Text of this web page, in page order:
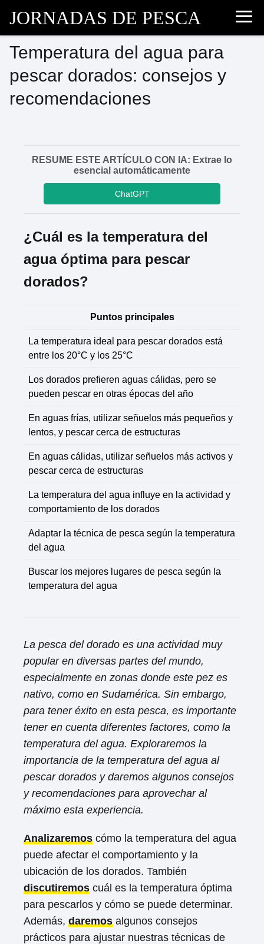
JORNADAS DE PESCA
Temperatura del agua para
pescar dorados: consejos y
recomendaciones
RESUME ESTE ARTÍCULO CON IA: Extrae lo
esencial automáticamente
ChatGPT
¿Cuál es la temperatura del
agua óptima para pescar
dorados?
Puntos principales
La temperatura ideal para pescar dorados está
entre los 20°C y los 25°C
Los dorados prefieren aguas cálidas, pero se
pueden pescar en otras épocas del año
En aguas frías, utilizar señuelos más pequeños y
lentos, y pescar cerca de estructuras
En aguas cálidas, utilizar señuelos más activos y
pescar cerca de estructuras
La temperatura del agua influye en la actividad y
comportamiento de los dorados
Adaptar la técnica de pesca según la temperatura
del agua
Buscar los mejores lugares de pesca según la
temperatura del agua
La pesca del dorado es una actividad muy
popular en diversas partes del mundo,
especialmente en zonas donde este pez es
nativo, como en Sudamérica. Sin embargo,
para tener éxito en esta pesca, es importante
tener en cuenta diferentes factores, como la
temperatura del agua. Exploraremos la
importancia de la temperatura del agua al
pescar dorados y daremos algunos consejos
y recomendaciones para aprovechar al
máximo esta experiencia.
Analizaremos cómo la temperatura del agua
puede afectar el comportamiento y la
ubicación de los dorados. También
discutiremos cuál es la temperatura óptima
para pescarlos y cómo se puede determinar.
Además, daremos algunos consejos
prácticos para ajustar nuestras técnicas de